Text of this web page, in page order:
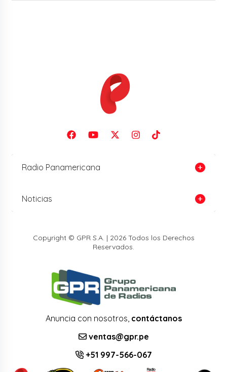
Radio Panamericana
Noticias
Copyright © GPR S.A. | 2026 Todos los Derechos
Reservados.
Anuncia con nosotros, contáctanos
ventas@gpr.pe
+51 997-566-067